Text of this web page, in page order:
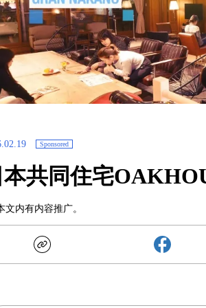
Sponsored
本共同住宅
文内有内容推广。